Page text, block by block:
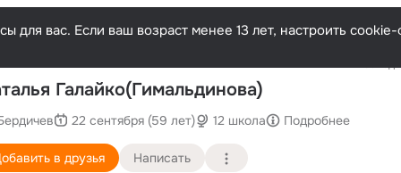
для вас. Если ваш возраст менее 13 лет, настроить
Галайко(Гимальдинова)
22 сентября (59 лет) 12 школа Подробнее
в друзья Написать